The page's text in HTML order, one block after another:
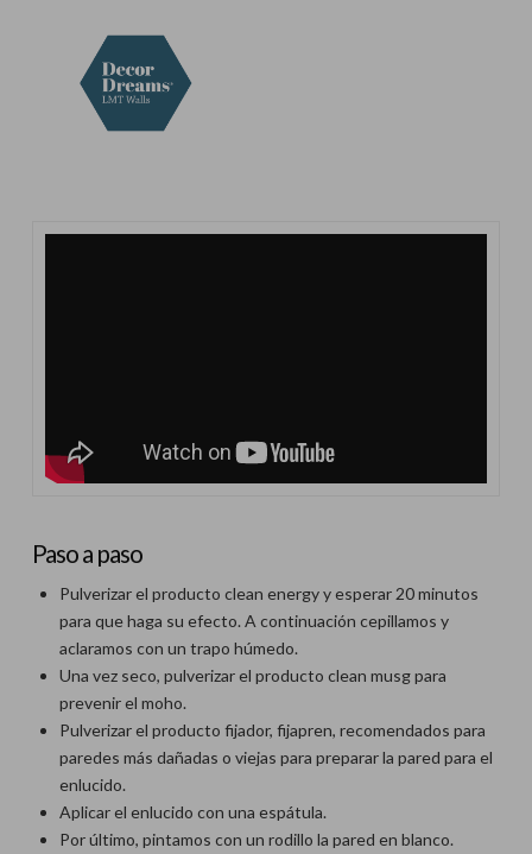
Paso a paso
Pulverizar el producto clean energy y esperar 20 minutos
para que haga su efecto. A continuación cepillamos y
aclaramos con un trapo húmedo.
Una vez seco, pulverizar el producto clean musg para
prevenir el moho.
Pulverizar el producto fijador, fijapren, recomendados para
paredes más dañadas o viejas para preparar la pared para el
enlucido.
Aplicar el enlucido con una espátula.
Por último, pintamos con un rodillo la pared en blanco.